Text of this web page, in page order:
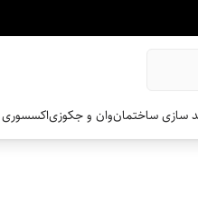
سازی ساختمانوان و جکوزی